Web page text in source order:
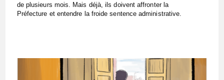
de plusieurs mois. Mais déjà, ils doivent affronter la
Préfecture et entendre la froide sentence administrative.